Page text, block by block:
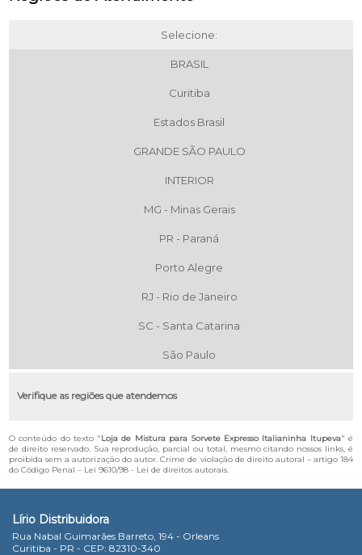
Selecione:
BRASIL
Curitiba
Estados Brasil
GRANDE SÃO PAULO
INTERIOR
MG - Minas Gerais
PR - Paraná
Porto Alegre
RJ - Rio de Janeiro
SC - Santa Catarina
São Paulo
Verifique as regiões que atendemos
O conteúdo do texto "Loja de Mistura para Sorvete Expresso Italianinha Itupeva" é
de direito reservado. Sua reprodução, parcial ou total, mesmo citando nossos links, é
proibida sem a autorização do autor. Crime de violação de direito autoral – artigo 184
do Código Penal – Lei 9610/98 - Lei de direitos autorais.
Lírio Distribuidora
Rua Nabal Guimarães Barreto, 194 - Orleans
Curitiba - PR - CEP: 82310-340